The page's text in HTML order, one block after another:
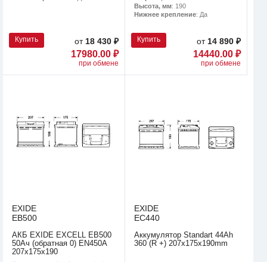
Купить от 18 430 ₽
17980.00 ₽
при обмене
Высота, мм: 190
Нижнее крепление: Да
Купить от 14 890 ₽
14440.00 ₽
при обмене
EXIDE
EB500
АКБ EXIDE EXCELL EB500
50Ач (обратная 0) EN450A
207x175x190
EXIDE
EC440
Аккумулятор Standart 44Ah
360 (R +) 207x175x190mm